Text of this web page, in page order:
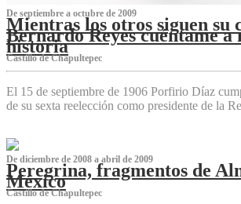
De septiembre a octubre de 2009
Mientras los otros siguen su
Bernardo Reyes cuéntame a
historia
Castillo de Chapultepec
El 15 de septiembre de 1906 Porfirio Díaz
de su sexta reelección como presidente de la
De diciembre de 2008 a abril de 2009
Peregrina, fragmentos de
México
Castillo de Chapultepec